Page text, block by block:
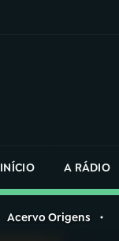
INÍCIO
A RÁDIO
Acervo Origens